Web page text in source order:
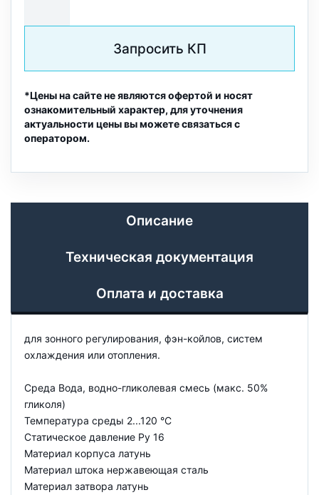
Запросить КП
*Цены на сайте не являются офертой и носят
ознакомительный характер, для уточнения
актуальности цены вы можете связаться с
оператором.
Описание
Техническая документация
Оплата и доставка
для зонного регулирования, фэн-койлов, систем
охлаждения или отопления.
Среда Вода, водно-гликолевая смесь (макс. 50%
гликоля)
Температура среды 2...120 °C
Статическое давление Ру 16
Материал корпуса латунь
Материал штока нержавеющая сталь
Материал затвора латунь